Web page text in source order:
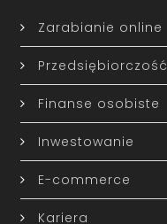
Zarabianie online
Przedsiębiorczość
Finanse osobiste
Inwestowanie
E-commerce
Kariera